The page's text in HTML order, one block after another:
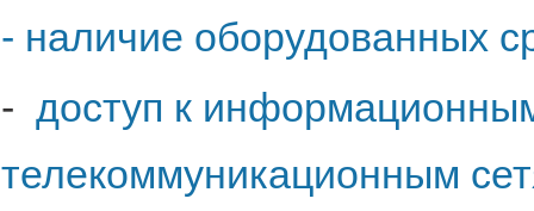
- наличие оборудованных
- доступ к
телекоммуникационным